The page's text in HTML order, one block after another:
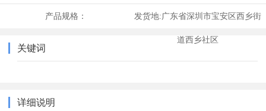
产品规格： 发货地:广东省深圳市宝安区西乡街
道西乡社区
关键词
详细说明